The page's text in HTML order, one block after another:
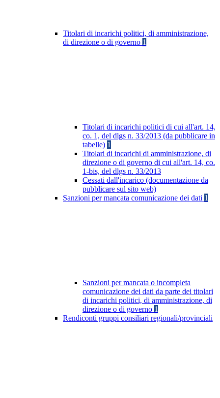
Titolari di incarichi politici, di amministrazione,
di direzione o di governo 1
Titolari di incarichi politici di cui all'art. 14,
co. 1, del dlgs n. 33/2013 (da pubblicare in
tabelle) 1
Titolari di incarichi di amministrazione, di
direzione o di governo di cui all'art. 14, co.
1-bis, del dlgs n. 33/2013
Cessati dall'incarico (documentazione da
pubblicare sul sito web)
Sanzioni per mancata comunicazione dei dati 1
Sanzioni per mancata o incompleta
comunicazione dei dati da parte dei titolari
di incarichi politici, di amministrazione, di
direzione o di governo 1
Rendiconti gruppi consiliari regionali/provinciali